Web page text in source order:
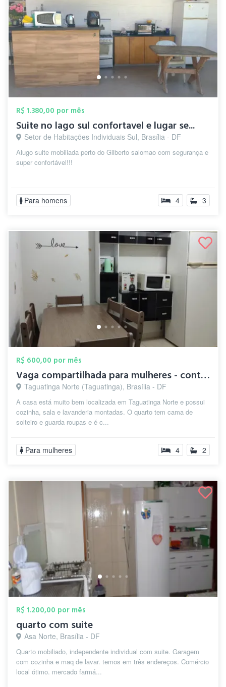
R$ 1.380,00 por mês
Suite no lago sul confortavel e lugar se...
Setor de Habitações Individuais Sul, Brasília - DF
Alugo suite mobiliada perto do Gilberto salomao com segurança e
super confortável!!!
Para homens 4 3
R$ 600,00 por mês
Vaga compartilhada para mulheres - conta...
Taguatinga Norte (Taguatinga), Brasília - DF
A casa está muito bem localizada em Taguatinga Norte e possui
cozinha, sala e lavanderia montadas. O quarto tem cama de
solteiro e guarda roupas e é c...
Para mulheres 4 2
R$ 1.200,00 por mês
quarto com suite
Asa Norte, Brasília - DF
Quarto mobiliado, independente individual com suite. Garagem
com cozinha e maq de lavar. temos em três endereços. Comércio
local ótimo. mercado farmá...